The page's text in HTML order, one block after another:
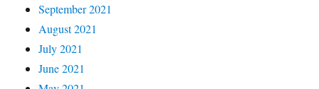
September 2021
August 2021
July 2021
June 2021